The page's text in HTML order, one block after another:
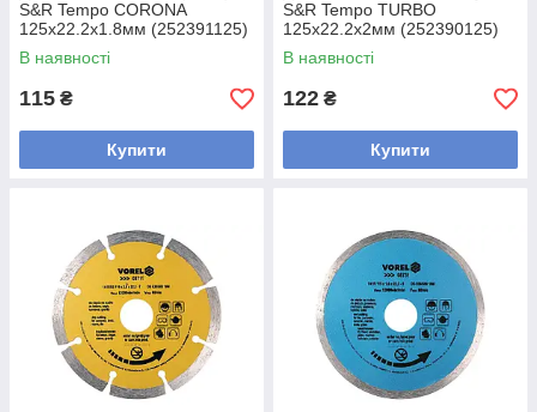
S&R Tempo CORONA
125x22.2x1.8мм (252391125)
В наявності
115 ₴
Купити
S&R Tempo TURBO
125x22.2x2мм (252390125)
В наявності
122 ₴
Купити